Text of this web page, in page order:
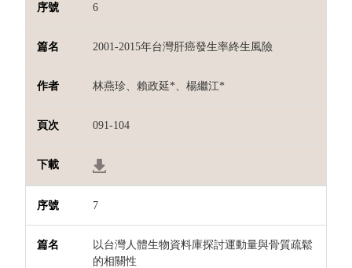
6
2001-2015年台灣肝癌發生率終生風險
林燕珍、賴政延*、楊繼江*
091-104
7
以台灣人體生物資料庫探討運動量與骨質疏鬆
的相關性